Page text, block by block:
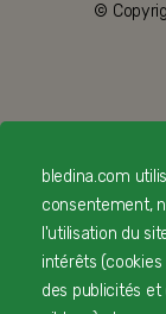
©
bledina.com
consentement,
l'utilisation du
intérêts
des publicités